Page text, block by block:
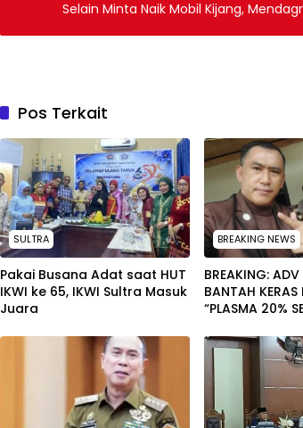
Selain Minta Naik Mobil Kijang,
Pos Terkait
SULTRA
Pakai Busana Adat saat HUT
IKWI ke 65, IKWI Sultra Masuk
Juara
BREAKING NEWS
BREAKING: ADV
BANTAH KERAS
“PLASMA 20%
WARGA